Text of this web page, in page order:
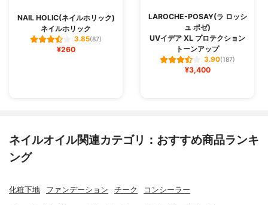
NAIL HOLIC(ネイルホリック)
ネイルホリック
3.85(87)
¥260
LAROCHE-POSAY(ラ ロッシ
ュ ポゼ)
UVイデア XL プロテクション
トーンアップ
3.90(187)
¥3,400
ネイルオイル関連カテゴリ：おすすめ商品ランキ
ング
化粧下地 ファンデーション チーク コンシーラー